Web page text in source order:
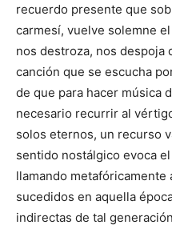
recuerdo presente que
carmesí, vuelve solemne
nos destroza, nos despoja
canción que se escucha
de que para hacer música
necesario recurrir al
solos eternos, un recurso
sentido nostálgico evoca
llamando
sucedidos en aquella
indirectas de tal